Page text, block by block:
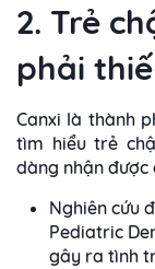
2. Trẻ
phải
Canxi là thành
tìm hiểu trẻ
dàng nhận được
Nghiên cứu
Pediatric
gây ra tình